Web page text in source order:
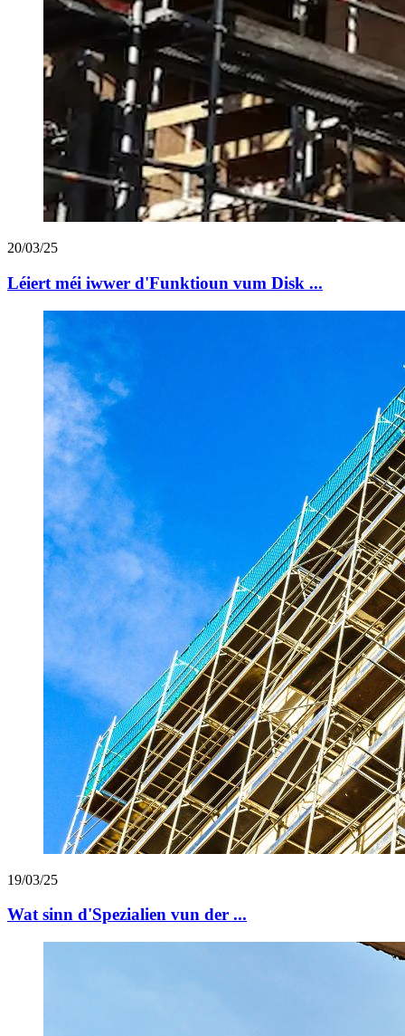
20/03/25
Léiert méi iwwer d'Funktioun vum Disk ...
19/03/25
Wat sinn d'Spezialien vun der ...